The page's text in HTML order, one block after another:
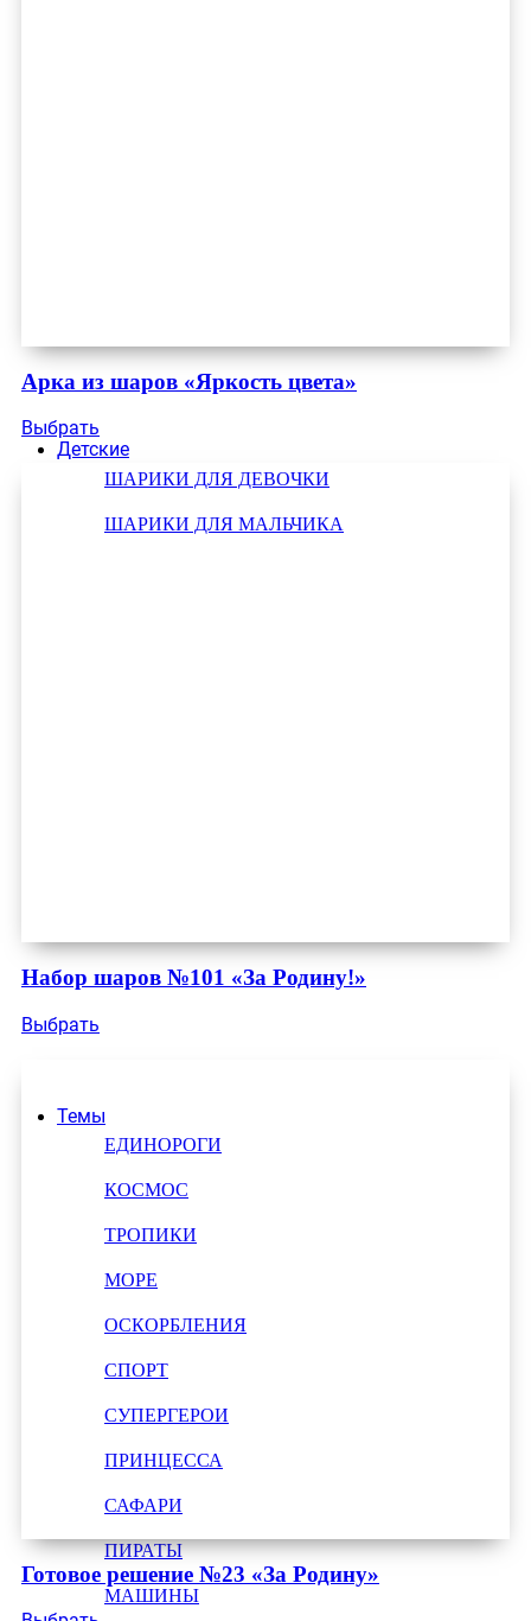
Детские
ШАРИКИ ДЛЯ ДЕВОЧКИ
ШАРИКИ ДЛЯ МАЛЬЧИКА
Темы
ЕДИНОРОГИ
КОСМОС
ТРОПИКИ
МОРЕ
ОСКОРБЛЕНИЯ
СПОРТ
СУПЕРГЕРОИ
ПРИНЦЕССА
САФАРИ
ПИРАТЫ
МАШИНЫ
Арка из шаров «Яркость цвета»
Выбрать
Набор шаров №101 «За Родину!»
Выбрать
Готовое решение №23 «За Родину»